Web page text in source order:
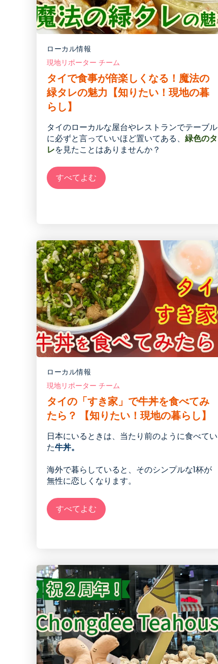
ローカル情報
現地リポーター チーム
タイで食事が倍楽しくなる！魔法の
緑タレの魅力【知りたい！現地の暮
らし】
タイのローカルな屋台やレストランでテーブル
に必ずと言っていいほど置いてある、 緑色のタ
レを見たことはありませんか？
すべてよむ
ローカル情報
現地リポーター チーム
タイの「すき家」で牛丼を食べてみ
たら？ 【知りたい！現地の暮らし】
日本にいるときは、 当たり前のように食べてい
た牛丼。
海外で暮らしていると、そのシンプルな1杯が
無性に恋しくなります。
すべてよむ